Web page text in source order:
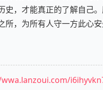
史，才能真正的了解自己
所，为所有人守一方此心安